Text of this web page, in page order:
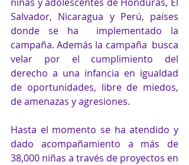
Salvador, Nicaragua y Perú, países
donde se ha  implementado la
campaña. Además la campaña  busca
velar por el cumplimiento del
derecho a una infancia en igualdad
de oportunidades, libre de miedos,
de amenazas y agresiones.
Hasta el momento se ha atendido y
dado acompañamiento a más de
38,000 niñas a través de proyectos en